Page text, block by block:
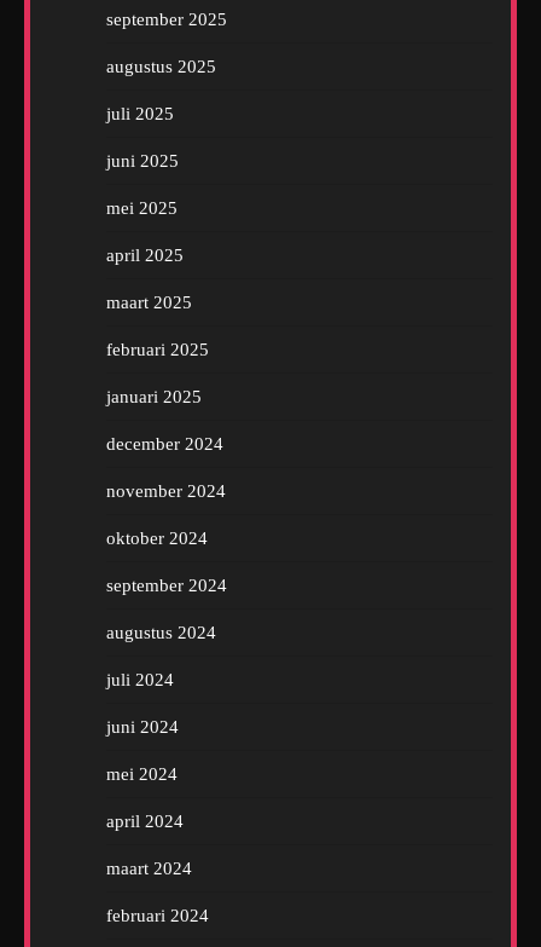
september 2025
augustus 2025
juli 2025
juni 2025
mei 2025
april 2025
maart 2025
februari 2025
januari 2025
december 2024
november 2024
oktober 2024
september 2024
augustus 2024
juli 2024
juni 2024
mei 2024
april 2024
maart 2024
februari 2024